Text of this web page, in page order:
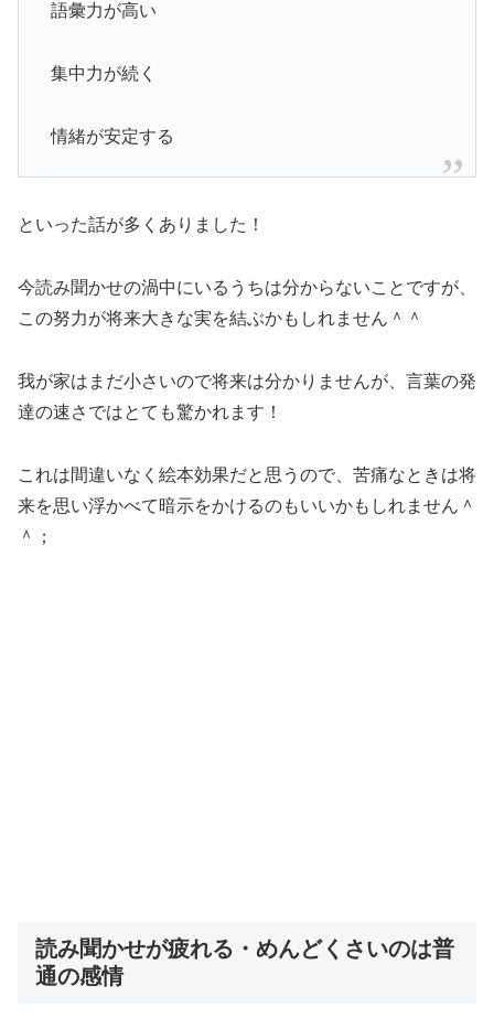
語彙力が高い
集中力が続く
情緒が安定する
といった話が多くありました！
今読み聞かせの渦中にいるうちは分からないことですが、
この努力が将来大きな実を結ぶかもしれません＾＾
我が家はまだ小さいので将来は分かりませんが、言葉の発
達の速さではとても驚かれます！
これは間違いなく絵本効果だと思うので、苦痛なときは将
来を思い浮かべて暗示をかけるのもいいかもしれません＾
＾；
読み聞かせが疲れる・めんどくさいのは普
通の感情